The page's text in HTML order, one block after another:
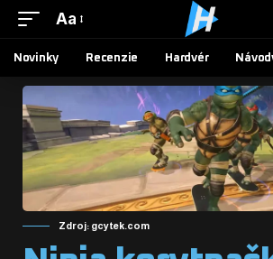
Aa
Novinky Recenzie Hardvér
Zdroj: gcytek.com